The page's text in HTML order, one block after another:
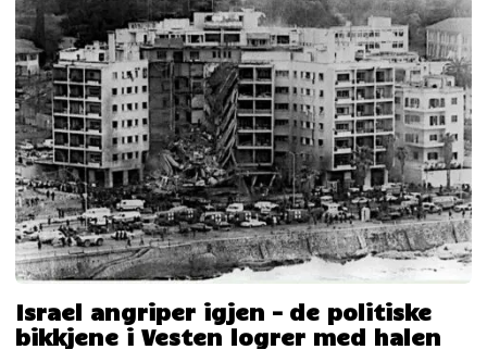
Israel angriper igjen – de politiske
bikkjene i Vesten logrer med halen